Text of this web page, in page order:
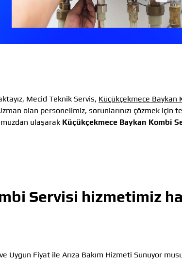
Mecid Teknik Servis, Küçükçekmece Baykan
olan personelimiz, sorunlarınızı çözmek için
ulaşarak Küçükçekmece Baykan Kombi
Servisi hizmetimiz
Uygun Fiyat ile Arıza Bakım Hizmeti Sunuyor